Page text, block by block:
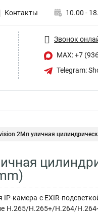
Контакты 10.00 -
Звонок
MAX: +7
Telegram:
2Мп уличная
камера с EXIR-
H.265/H.265+/H.264/